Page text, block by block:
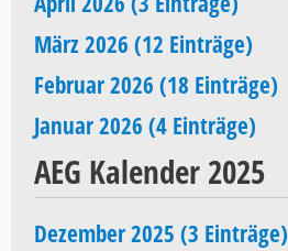
März 2026 (12 Einträge)
Februar 2026 (18 Einträge)
Januar 2026 (4 Einträge)
AEG Kalender 2025
Dezember 2025 (3 Einträge)